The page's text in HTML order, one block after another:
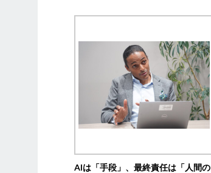
AIは「手段」、最終責任は「人間の